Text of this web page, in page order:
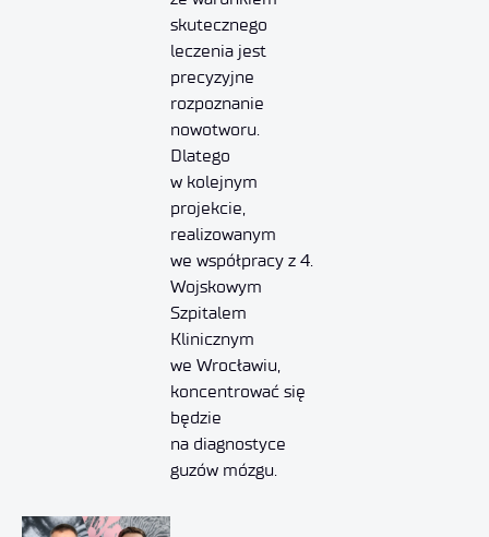
skutecznego
leczenia jest
precyzyjne
rozpoznanie
nowotworu.
Dlatego
w kolejnym
projekcie,
realizowanym
we współpracy z 4.
Wojskowym
Szpitalem
Klinicznym
we Wrocławiu,
koncentrować się
będzie
na diagnostyce
guzów mózgu.